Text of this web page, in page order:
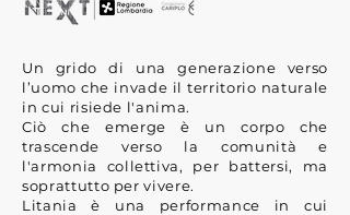
Un grido di una generazione verso
l’uomo che invade il territorio naturale
in cui risiede l'anima.
Ciò che emerge è un corpo che
trascende verso la comunità e
l'armonia collettiva, per battersi, ma
soprattutto per vivere.
Litania è una performance in cui